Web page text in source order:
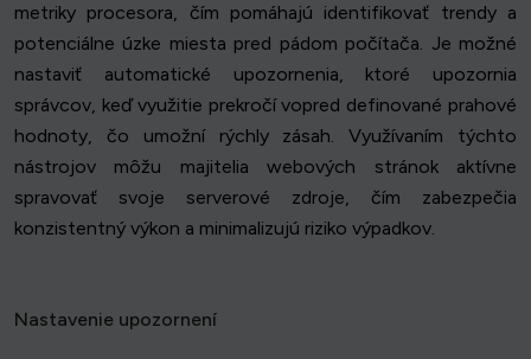
metriky procesora, čím pomáhajú identifikovať trendy a
potenciálne úzke miesta pred pádom počítača. Je možné
nastaviť automatické upozornenia, ktoré upozornia
správcov, keď využitie prekročí vopred definované prahové
hodnoty, čo umožní rýchly zásah. Využívaním týchto
nástrojov môžu majitelia webových stránok aktívne
spravovať svoje serverové zdroje, čím zabezpečia
konzistentný výkon a minimalizujú riziko výpadkov.
Nastavenie upozornení